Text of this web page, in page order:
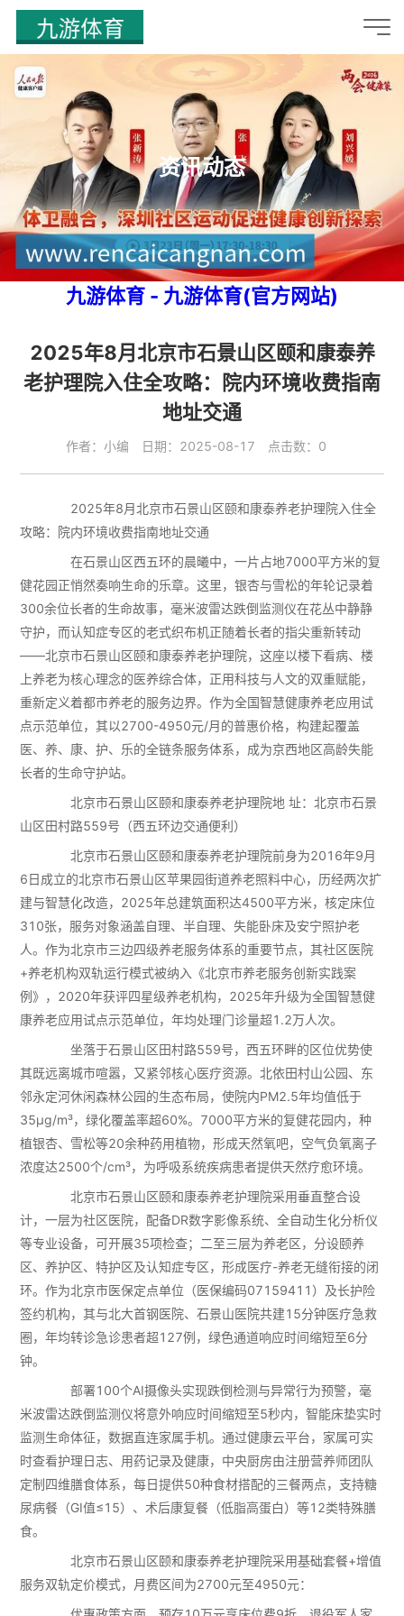
资讯动态
九游体育 - 九游体育(官方网站)
2025年8月北京市石景山区颐和康泰养
老护理院入住全攻略：院内环境收费指南
地址交通
作者：小编 日期：2025-08-17 点击数：0
2025年8月北京市石景山区颐和康泰养老护理院入住全
攻略：院内环境收费指南地址交通
在石景山区西五环的晨曦中，一片占地7000平方米的复
健花园正悄然奏响生命的乐章。这里，银杏与雪松的年轮记录着
300余位长者的生命故事，毫米波雷达跌倒监测仪在花丛中静静
守护，而认知症专区的老式织布机正随着长者的指尖重新转动
——北京市石景山区颐和康泰养老护理院，这座以楼下看病、楼
上养老为核心理念的医养综合体，正用科技与人文的双重赋能，
重新定义着都市养老的服务边界。作为全国智慧健康养老应用试
点示范单位，其以2700-4950元/月的普惠价格，构建起覆盖
医、养、康、护、乐的全链条服务体系，成为京西地区高龄失能
长者的生命守护站。
北京市石景山区颐和康泰养老护理院地 址：北京市石景
山区田村路559号（西五环边交通便利）
北京市石景山区颐和康泰养老护理院前身为2016年9月
6日成立的北京市石景山区苹果园街道养老照料中心，历经两次扩
建与智慧化改造，2025年总建筑面积达4500平方米，核定床位
310张，服务对象涵盖自理、半自理、失能卧床及安宁照护老
人。作为北京市三边四级养老服务体系的重要节点，其社区医院
+养老机构双轨运行模式被纳入《北京市养老服务创新实践案
例》，2020年获评四星级养老机构，2025年升级为全国智慧健
康养老应用试点示范单位，年均处理门诊量超1.2万人次。
坐落于石景山区田村路559号，西五环畔的区位优势使
其既远离城市喧嚣，又紧邻核心医疗资源。北依田村山公园、东
邻永定河休闲森林公园的生态布局，使院内PM2.5年均值低于
35μg/m³，绿化覆盖率超60%。7000平方米的复健花园内，种
植银杏、雪松等20余种药用植物，形成天然氧吧，空气负氧离子
浓度达2500个/cm³，为呼吸系统疾病患者提供天然疗愈环境。
北京市石景山区颐和康泰养老护理院采用垂直整合设
计，一层为社区医院，配备DR数字影像系统、全自动生化分析仪
等专业设备，可开展35项检查；二至三层为养老区，分设颐养
区、养护区、特护区及认知症专区，形成医疗-养老无缝衔接的闭
环。作为北京市医保定点单位（医保编码07159411）及长护险
签约机构，其与北大首钢医院、石景山医院共建15分钟医疗急救
圈，年均转诊急诊患者超127例，绿色通道响应时间缩短至6分
钟。
部署100个AI摄像头实现跌倒检测与异常行为预警，毫
米波雷达跌倒监测仪将意外响应时间缩短至5秒内，智能床垫实时
监测生命体征，数据直连家属手机。通过健康云平台，家属可实
时查看护理日志、用药记录及健康，中央厨房由注册营养师团队
定制四维膳食体系，每日提供50种食材搭配的三餐两点，支持糖
尿病餐（GI值≤15）、术后康复餐（低脂高蛋白）等12类特殊膳
食。
北京市石景山区颐和康泰养老护理院采用基础套餐+增值
服务双轨定价模式，月费区间为2700元至4950元：